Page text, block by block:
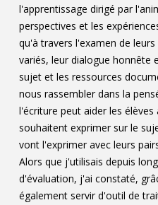
l'apprentissage dirigé par
perspectives et les
qu'à travers l'examen de
variés, leur dialogue honnête
sujet et les ressources
nous rassembler dans la
l'écriture peut aider les
souhaitent exprimer sur le
vont l'exprimer avec leurs
Alors que j'utilisais depuis
d'évaluation, j'ai constaté,
également servir d'outil de